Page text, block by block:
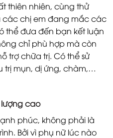
thiên nhiên, cùng thử
các chị em đang mắc các
thể đưa đến bạn kết luận
chỉ phù hợp mà còn
trợ chữa trị. Có thể sử
trị mụn, dị ứng, chàm,…
cao
phúc, không phải là
Bởi vì phụ nữ lúc nào